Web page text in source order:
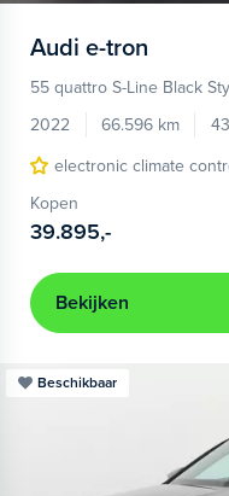
Audi e-tron
55 quattro S-Line Black
2022
66.596 km
electronic climate
Kopen
39.895,-
Bekijken
Beschikbaar